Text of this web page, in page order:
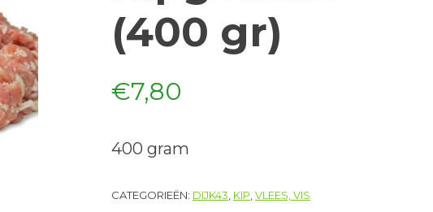
(400 gr)
€7,80
400 gram
CATEGORIEËN: DIJK43 KIP VLEES, VIS